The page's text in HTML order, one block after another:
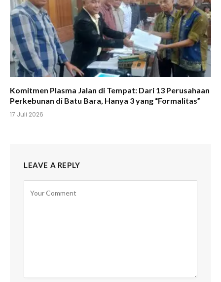
Komitmen Plasma Jalan di Tempat: Dari 13 Perusahaan
Perkebunan di Batu Bara, Hanya 3 yang “Formalitas”
17 Juli 2026
LEAVE A REPLY